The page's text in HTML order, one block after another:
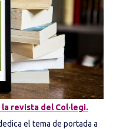
revista del Col·legi.
el tema de portada a